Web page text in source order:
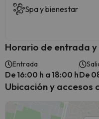
Spa y bienestar
Horario de entrada y
Entrada
De 16:00 h a 18:00 hDe
Ubicación y accesos